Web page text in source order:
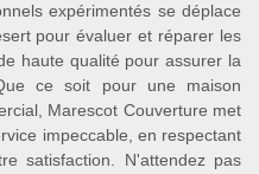
expérimentés se déplace
pour évaluer et réparer les
haute qualité pour assurer la
ce soit pour une maison
Marescot Couverture met
impeccable, en respectant
satisfaction. N'attendez pas